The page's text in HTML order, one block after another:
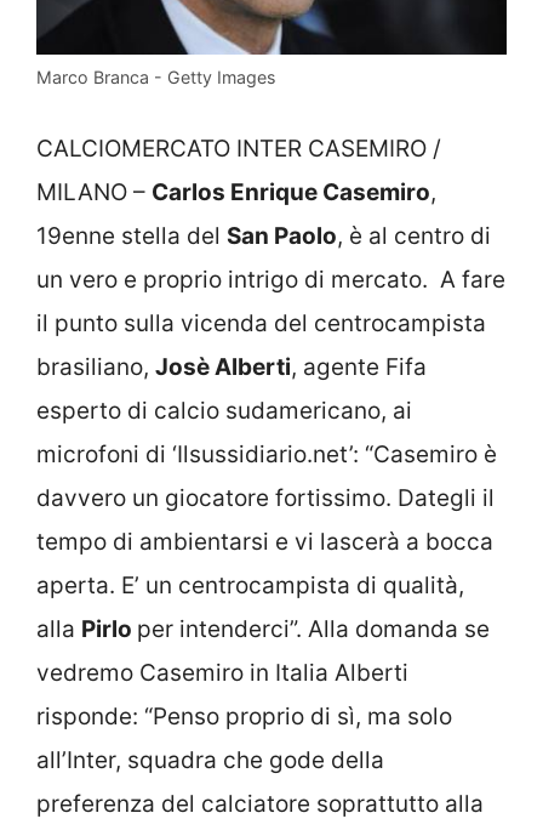
Marco Branca - Getty Images
CALCIOMERCATO INTER CASEMIRO /
MILANO – Carlos Enrique Casemiro,
19enne stella del San Paolo, è al centro di
un vero e proprio intrigo di mercato. A fare
il punto sulla vicenda del centrocampista
brasiliano, Josè Alberti, agente Fifa
esperto di calcio sudamericano, ai
microfoni di ‘Ilsussidiario.net’: “Casemiro è
davvero un giocatore fortissimo. Dategli il
tempo di ambientarsi e vi lascerà a bocca
aperta. E’ un centrocampista di qualità,
alla Pirlo per intenderci”. Alla domanda se
vedremo Casemiro in Italia Alberti
risponde: “Penso proprio di sì, ma solo
all’Inter, squadra che gode della
preferenza del calciatore soprattutto alla